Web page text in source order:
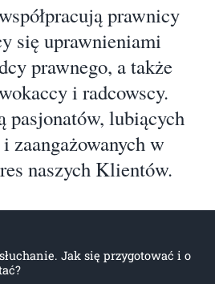
prawnicy
się uprawnieniami
prawnego, a także
i radcowscy.
pasjonatów, lubiących
zaangażowanych w
naszych Klientów.
Jak się przygotować i o